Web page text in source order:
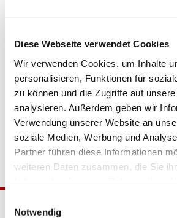
Diese Webseite verwendet Cookies
Wir verwenden Cookies, um Inhalte
personalisieren, Funktionen für
zu können und die Zugriffe auf
analysieren. Außerdem geben wir
Verwendung unserer Website an
soziale Medien, Werbung und
Partner führen diese Informationen
weiteren Daten zusammen, die Sie
Notwendig